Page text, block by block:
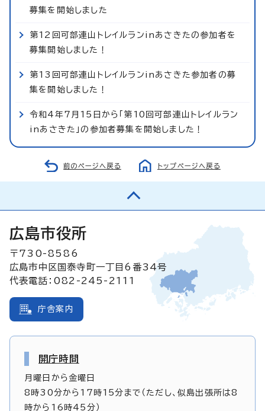
募集を開始しました
第12回可部連山トレイルランinあさきたの参加者を
募集開始しました！
第13回可部連山トレイルランinあさきた参加者の募
集を開始しました！
令和4年7月15日から「第10回可部連山トレイルラン
inあさきた」の参加者募集を開始しました！
前のページへ戻る トップページへ戻る
広島市役所
〒730-8586
広島市中区国泰寺町一丁目6番34号
代表電話：082-245-2111
庁舎案内
開庁時間
月曜日から金曜日
8時30分から17時15分まで（ただし、似島出張所は8
時から16時45分）